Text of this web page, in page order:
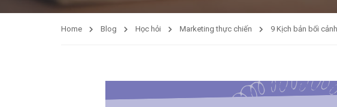
Home Blog Học hỏi Marketing thực chiến 9 Kịch bản bối